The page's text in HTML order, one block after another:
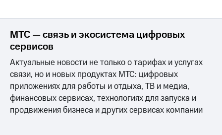
акций
Дивиденды
Рынок
облигаций
Еврооблигации-2023
Уведомление
о
погашении
МТС — связь и экосистема цифровых
сервисов
Актуальные новости не только о тарифах и услугах
связи, но и новых продуктах МТС: цифровых
приложениях для работы и отдыха, ТВ и медиа,
финансовых сервисах, технологиях для запуска и
продвижения бизнеса и других сервисах компании